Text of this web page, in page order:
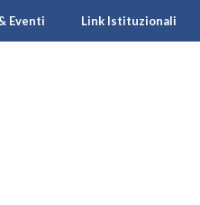
Eventi Link Istituzionali